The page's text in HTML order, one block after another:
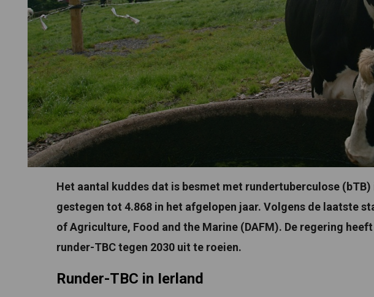
Het aantal kuddes dat is besmet met rundertuberculose
gestegen tot 4.868 in het afgelopen jaar. Volgens de laatste
of Agriculture, Food and the Marine (DAFM). De regering
runder-TBC tegen 2030 uit te roeien.
Runder-TBC in Ierland